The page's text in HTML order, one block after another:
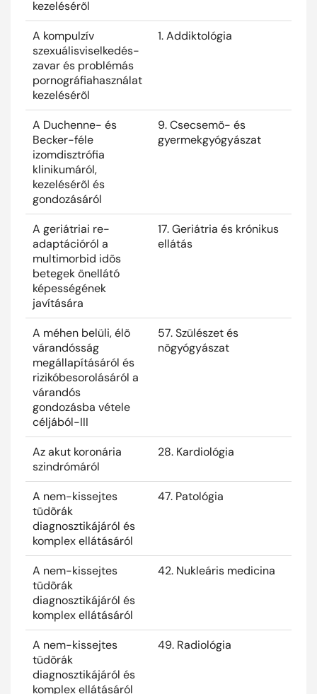
kezelésérõl
A kompulzív
szexuálisviselkedés-
zavar és problémás
pornográfiahasználat
kezelésérõl
1. Addiktológia
A Duchenne- és
Becker-féle
izomdisztrófia
klinikumáról,
kezelésérõl és
gondozásáról
9. Csecsemõ- és
gyermekgyógyászat
A geriátriai re-
adaptációról a
multimorbid idõs
betegek önellátó
képességének
javítására
17. Geriátria és krónikus
ellátás
A méhen belüli, élõ
várandósság
megállapításáról és
rizikóbesorolásáról a
várandós
gondozásba vétele
céljából-III
57. Szülészet és
nõgyógyászat
Az akut koronária
szindrómáról
28. Kardiológia
A nem-kissejtes
tüdõrák
diagnosztikájáról és
komplex ellátásáról
47. Patológia
A nem-kissejtes
tüdõrák
diagnosztikájáról és
komplex ellátásáról
42. Nukleáris medicina
A nem-kissejtes
tüdõrák
diagnosztikájáról és
komplex ellátásáról
49. Radiológia